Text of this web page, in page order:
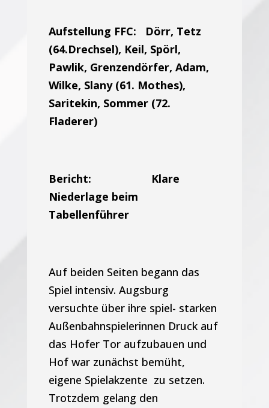
Aufstellung FFC: Dörr, Tetz
(64.Drechsel), Keil, Spörl,
Pawlik, Grenzendörfer, Adam,
Wilke, Slany (61. Mothes),
Saritekin, Sommer (72.
Fladerer)
Bericht: Klare
Niederlage beim
Tabellenführer
Auf beiden Seiten begann das
Spiel intensiv. Augsburg
versuchte über ihre spiel- starken
Außenbahnspielerinnen Druck auf
das Hofer Tor aufzubauen und
Hof war zunächst bemüht,
eigene Spielakzente zu setzen.
Trotzdem gelang den